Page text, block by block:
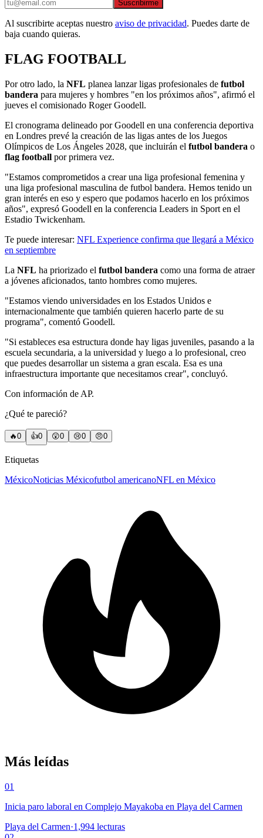
Suscribirme
Al suscribirte aceptas nuestro aviso de privacidad. Puedes darte de
baja cuando quieras.
FLAG FOOTBALL
Por otro lado, la NFL planea lanzar ligas profesionales de futbol
bandera para mujeres y hombres "en los próximos años", afirmó el
jueves el comisionado Roger Goodell.
El cronograma delineado por Goodell en una conferencia deportiva
en Londres prevé la creación de las ligas antes de los Juegos
Olímpicos de Los Ángeles 2028, que incluirán el futbol bandera o
flag football por primera vez.
"Estamos comprometidos a crear una liga profesional femenina y
una liga profesional masculina de futbol bandera. Hemos tenido un
gran interés en eso y espero que podamos hacerlo en los próximos
años", expresó Goodell en la conferencia Leaders in Sport en el
Estadio Twickenham.
Te puede interesar: NFL Experience confirma que llegará a México
en septiembre
La NFL ha priorizado el futbol bandera como una forma de atraer
a jóvenes aficionados, tanto hombres como mujeres.
"Estamos viendo universidades en los Estados Unidos e
internacionalmente que también quieren hacerlo parte de su
programa", comentó Goodell.
"Si estableces esa estructura donde hay ligas juveniles, pasando a la
escuela secundaria, a la universidad y luego a lo profesional, creo
que puedes desarrollar un sistema a gran escala. Esa es una
infraestructura importante que necesitamos crear", concluyó.
Con información de AP.
¿Qué te pareció?
🔥0 👍0 😲0 😢0 😠0
Etiquetas
MéxicoNoticias Méxicofutbol americanoNFL en México
Más leídas
01
Inicia paro laboral en Complejo Mayakoba en Playa del Carmen
Playa del Carmen·1,994 lecturas